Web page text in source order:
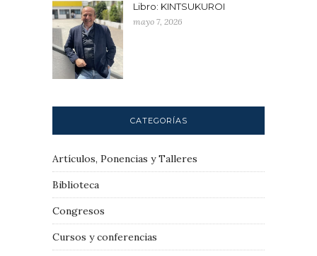
Libro: KINTSUKUROI
mayo 7, 2026
CATEGORÍAS
Artículos, Ponencias y Talleres
Biblioteca
Congresos
Cursos y conferencias